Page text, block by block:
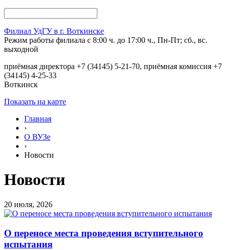
Филиал УдГУ в г. Воткинске
Режим работы филиала с 8:00 ч. до 17:00 ч., Пн-Пт; сб., вс.
выходной
приёмная директора +7 (34145) 5-21-70, приёмная комиссия +7
(34145) 4-25-33
Воткинск
Показать на карте
Главная
›
О ВУЗе
›
Новости
Новости
20 июля, 2026
О переносе места проведения вступительного
испытания